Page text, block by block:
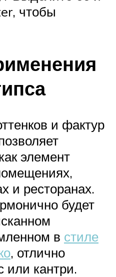
чтобы
и фактур
элемент
и ресторанах.
будет
в стиле
, отлично
или кантри.